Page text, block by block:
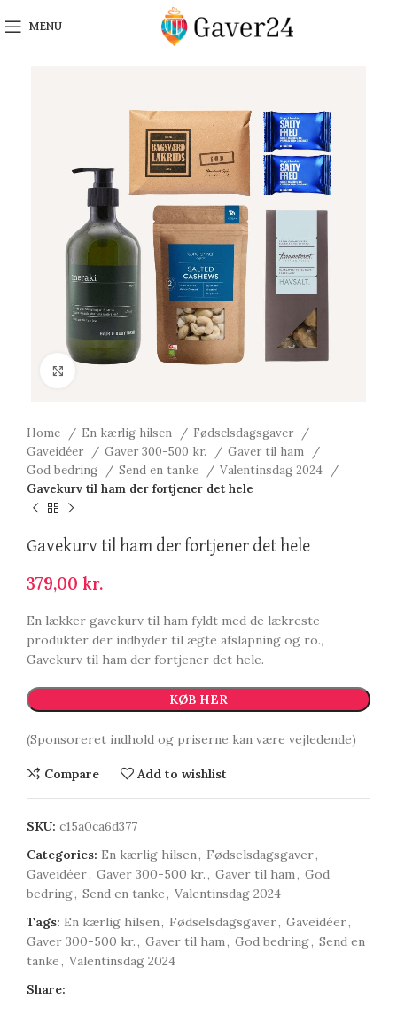
MENU
Home En kærlig hilsen
Fødselsdagsgaver
Gaveidéer
Gaver 300-500 kr.
Gaver til ham
God bedring
Send en tanke
Valentinsdag 2024
Gavekurv til ham der fortjener det hele
Gavekurv til ham der fortjener det hele
379,00 kr.
En lækker gavekurv til ham fyldt med de lækreste
produkter der indbyder til ægte afslapning og ro.,
Gavekurv til ham der fortjener det hele.
KØB HER
(Sponsoreret indhold og priserne kan være vejledende)
Compare Add to wishlist
SKU: c15a0ca6d377
Categories: En kærlig hilsen, Fødselsdagsgaver,
Gaveidéer, Gaver 300-500 kr., Gaver til ham, God
bedring, Send en tanke, Valentinsdag 2024
Tags: En kærlig hilsen, Fødselsdagsgaver, Gaveidéer,
Gaver 300-500 kr., Gaver til ham, God bedring, Send en
tanke, Valentinsdag 2024
Share: